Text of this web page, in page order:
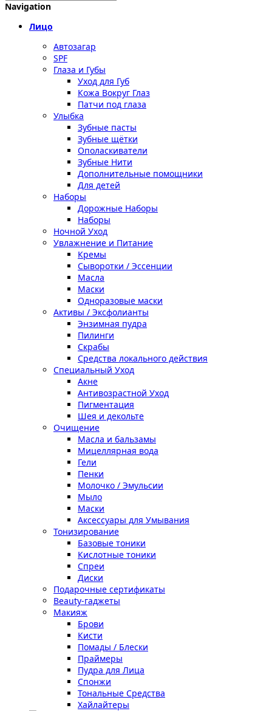
Navigation
Лицо
Автозагар
SPF
Глаза и Губы
Уход для Губ
Кожа Вокруг Глаз
Патчи под глаза
Улыбка
Зубные пасты
Зубные щётки
Ополаскиватели
Зубные Нити
Дополнительные помощники
Для детей
Наборы
Дорожные Наборы
Наборы
Ночной Уход
Увлажнение и Питание
Кремы
Сыворотки / Эссенции
Масла
Маски
Одноразовые маски
Активы / Эксфолианты
Энзимная пудра
Пилинги
Скрабы
Средства локального действия
Специальный Уход
Акне
Антивозрастной Уход
Пигментация
Шея и декольте
Очищение
Масла и бальзамы
Мицеллярная вода
Гели
Пенки
Молочко / Эмульсии
Мыло
Маски
Аксессуары для Умывания
Тонизирование
Базовые тоники
Кислотные тоники
Спреи
Диски
Подарочные сертификаты
Beauty-гаджеты
Макияж
Брови
Кисти
Помады / Блески
Праймеры
Пудра для Лица
Спонжи
Тональные Средства
Хайлайтеры